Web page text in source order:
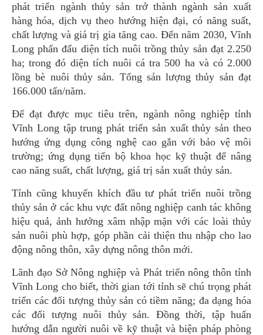
phát triển ngành thủy sản trở thành ngành sản xuất
hàng hóa, dịch vụ theo hướng hiện đại, có năng suất,
chất lượng và giá trị gia tăng cao. Đến năm 2030, Vĩnh
Long phấn đấu diện tích nuôi trồng thủy sản đạt 2.250
ha; trong đó diện tích nuôi cá tra 500 ha và có 2.000
lồng bè nuôi thủy sản. Tổng sản lượng thủy sản đạt
166.000 tấn/năm.
Để đạt được mục tiêu trên, ngành nông nghiệp tỉnh
Vĩnh Long tập trung phát triển sản xuất thủy sản theo
hướng ứng dụng công nghệ cao gắn với bảo vệ môi
trường; ứng dụng tiến bộ khoa học kỹ thuật để nâng
cao năng suất, chất lượng, giá trị sản xuất thủy sản.
Tỉnh cũng khuyến khích đầu tư phát triển nuôi trồng
thủy sản ở các khu vực đất nông nghiệp canh tác không
hiệu quả, ảnh hưởng xâm nhập mặn với các loài thủy
sản nuôi phù hợp, góp phần cải thiện thu nhập cho lao
động nông thôn, xây dựng nông thôn mới.
Lãnh đạo Sở Nông nghiệp và Phát triển nông thôn tỉnh
Vĩnh Long cho biết, thời gian tới tỉnh sẽ chú trọng phát
triển các đối tượng thủy sản có tiềm năng; đa dạng hóa
các đối tượng nuôi thủy sản. Đồng thời, tập huấn
hướng dẫn người nuôi về kỹ thuật và biện pháp phòng